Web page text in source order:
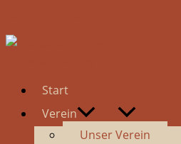
Start
Verein
Unser Verein